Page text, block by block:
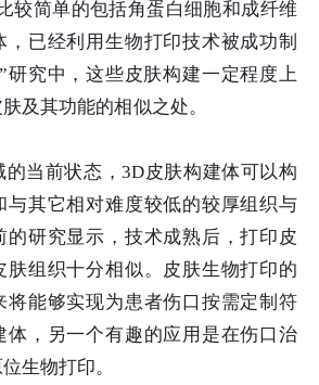
较简单的包括角蛋白细胞和成纤维
，已经利用生物打印技术被成功制
研究中，这些皮肤构建一定程度上
及其功能的相似之处。
当前状态，3D皮肤构建体可以构
与其它相对难度较低的较厚组织与
的研究显示，技术成熟后，打印皮
肤组织十分相似。皮肤生物打印的
将能够实现为患者伤口按需定制符
体，另一个有趣的应用是在伤口治
生物打印。